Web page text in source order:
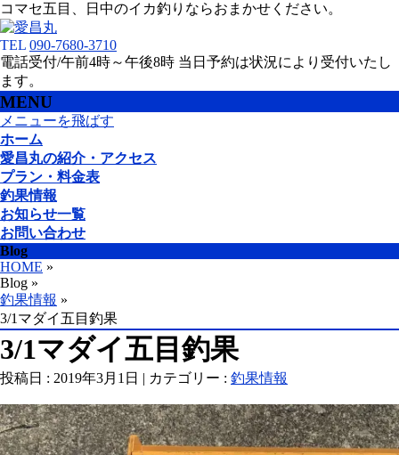
コマセ五目、日中のイカ釣りならおまかせください。
TEL 090-7680-3710
電話受付/午前4時～午後8時 当日予約は状況により受付いたし
ます。
MENU
メニューを飛ばす
ホーム
愛昌丸の紹介・アクセス
プラン・料金表
釣果情報
お知らせ一覧
お問い合わせ
Blog
HOME »
Blog »
釣果情報 »
3/1マダイ五目釣果
3/1マダイ五目釣果
投稿日 : 2019年3月1日 | カテゴリー : 釣果情報